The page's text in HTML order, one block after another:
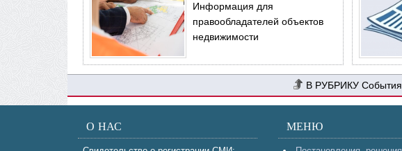
Информация для
правообладателей объектов
недвижимости
События
О НАС МЕНЮ